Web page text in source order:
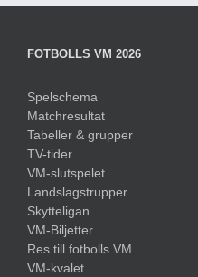
FOTBOLLS VM 2026
Spelschema
Matchresultat
Tabeller & grupper
TV-tider
VM-slutspelet
Landslagstrupper
Skytteligan
VM-Biljetter
Res till fotbolls VM
VM-kvalet